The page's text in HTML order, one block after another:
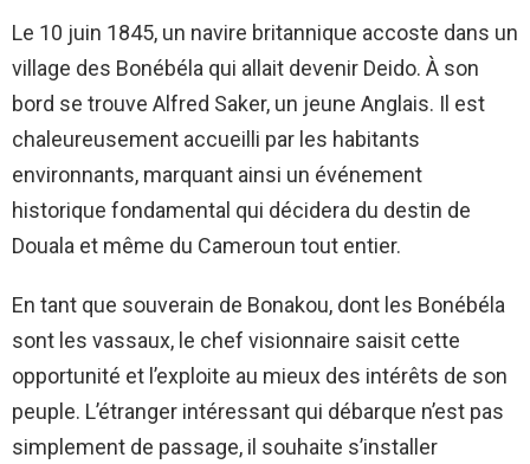
Le 10 juin 1845, un navire britannique accoste dans un
village des Bonébéla qui allait devenir Deido. À son
bord se trouve Alfred Saker, un jeune Anglais. Il est
chaleureusement accueilli par les habitants
environnants, marquant ainsi un événement
historique fondamental qui décidera du destin de
Douala et même du Cameroun tout entier.
En tant que souverain de Bonakou, dont les Bonébéla
sont les vassaux, le chef visionnaire saisit cette
opportunité et l’exploite au mieux des intérêts de son
peuple. L’étranger intéressant qui débarque n’est pas
simplement de passage, il souhaite s’installer